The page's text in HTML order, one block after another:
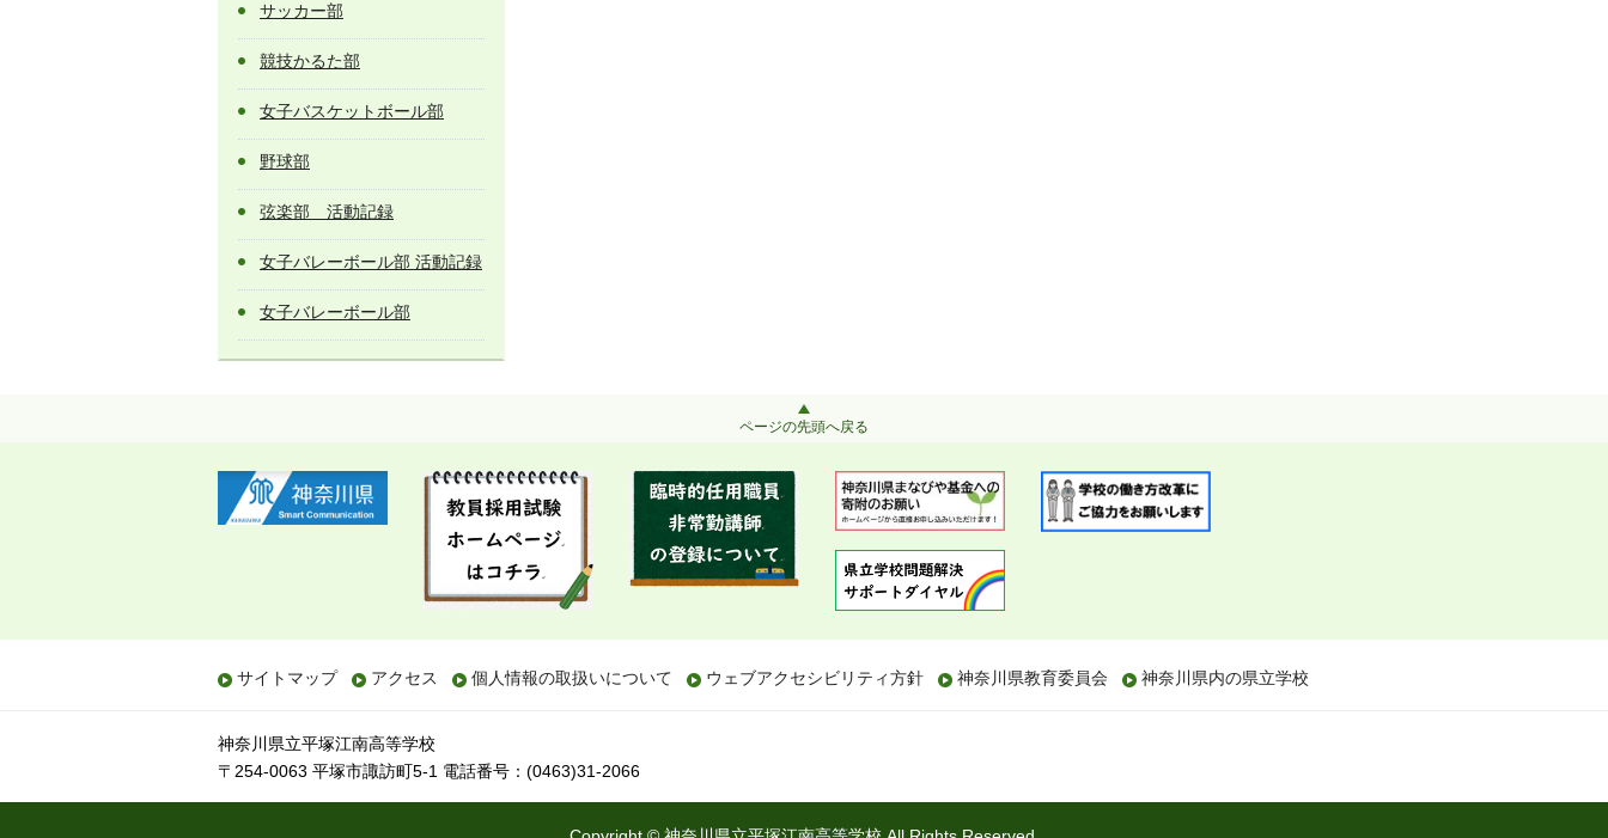
サッカー部
競技かるた部
女子バスケットボール部
野球部
弦楽部 活動記録
女子バレーボール部 活動記録
女子バレーボール部
ページの先頭へ戻る
サイトマップ アクセス 個人情報の取扱いについて ウェブアクセシビリティ方針 神奈川県教育委員会 神奈川県内の県立学校
神奈川県立平塚江南高等学校
〒254-0063 平塚市諏訪町5-1 電話番号：(0463)31-2066